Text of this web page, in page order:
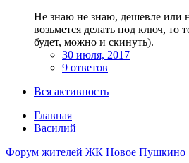
Не знаю не знаю, дешевле или
возьмется делать под ключ, то
будет, можно и скинуть).
30 июля, 2017
9 ответов
Вся активность
Главная
Василий
Форум жителей ЖК Новое Пушкино